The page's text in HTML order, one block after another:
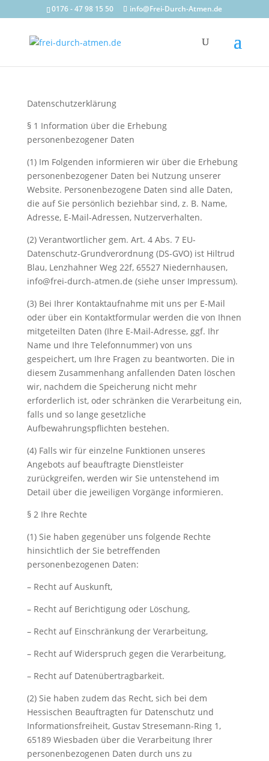
0176 - 47 98 15 50 info@Frei-Durch-Atmen.de
Datenschutzerklärung
§ 1 Information über die Erhebung
personenbezogener Daten
(1) Im Folgenden informieren wir über die Erhebung
personenbezogener Daten bei Nutzung unserer
Website. Personenbezogene Daten sind alle Daten,
die auf Sie persönlich beziehbar sind, z. B. Name,
Adresse, E-Mail-Adressen, Nutzerverhalten.
(2) Verantwortlicher gem. Art. 4 Abs. 7 EU-
Datenschutz-Grundverordnung (DS-GVO) ist Hiltrud
Blau, Lenzhahner Weg 22f, 65527 Niedernhausen,
info@frei-durch-atmen.de (siehe unser Impressum).
(3) Bei Ihrer Kontaktaufnahme mit uns per E-Mail
oder über ein Kontaktformular werden die von Ihnen
mitgeteilten Daten (Ihre E-Mail-Adresse, ggf. Ihr
Name und Ihre Telefonnummer) von uns
gespeichert, um Ihre Fragen zu beantworten. Die in
diesem Zusammenhang anfallenden Daten löschen
wir, nachdem die Speicherung nicht mehr
erforderlich ist, oder schränken die Verarbeitung ein,
falls und so lange gesetzliche
Aufbewahrungspflichten bestehen.
(4) Falls wir für einzelne Funktionen unseres
Angebots auf beauftragte Dienstleister
zurückgreifen, werden wir Sie untenstehend im
Detail über die jeweiligen Vorgänge informieren.
§ 2 Ihre Rechte
(1) Sie haben gegenüber uns folgende Rechte
hinsichtlich der Sie betreffenden
personenbezogenen Daten:
– Recht auf Auskunft,
– Recht auf Berichtigung oder Löschung,
– Recht auf Einschränkung der Verarbeitung,
– Recht auf Widerspruch gegen die Verarbeitung,
– Recht auf Datenübertragbarkeit.
(2) Sie haben zudem das Recht, sich bei dem
Hessischen Beauftragten für Datenschutz und
Informationsfreiheit, Gustav Stresemann-Ring 1,
65189 Wiesbaden über die Verarbeitung Ihrer
personenbezogenen Daten durch uns zu